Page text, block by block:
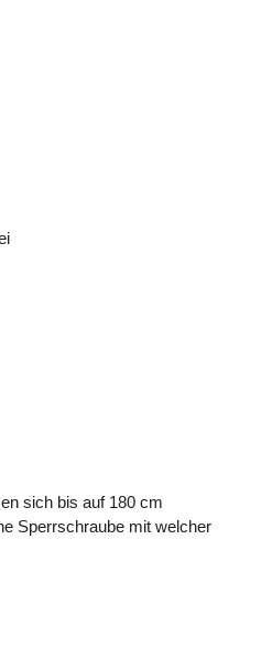
sich bis auf 180 cm
Sperrschraube mit welcher